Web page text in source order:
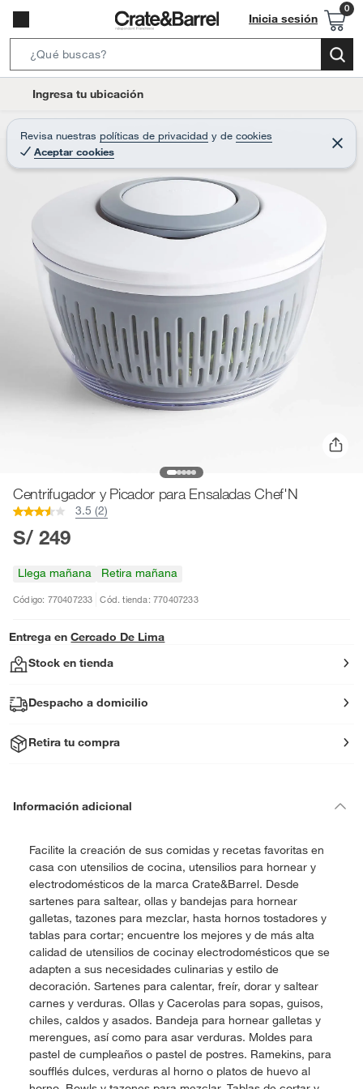
Inicia sesión
e
r
c
B
r
t
Ingresa tu ubicación
Revisa nuestras políticas de privacidad y de cookies
Aceptar cookies
C
e
r
Centrifugador y Picador para Ensaladas Chef'N
3.5 (2)
S/ 249
Llega mañana Retira mañana
Código: 770407233 Cód. tienda: 770407233
Entrega en Cercado De Lima
Stock en tienda
Despacho a domicilio
Retira tu compra
Información adicional
Facilite la creación de sus comidas y recetas favoritas en
casa con utensilios de cocina, utensilios para hornear y
electrodomésticos de la marca Crate&Barrel. Desde
sartenes para saltear, ollas y bandejas para hornear
galletas, tazones para mezclar, hasta hornos tostadores y
tablas para cortar; encuentre los mejores y de más alta
calidad de utensilios de cocinay electrodomésticos que se
adapten a sus necesidades culinarias y estilo de
decoración. Sartenes para calentar, freír, dorar y saltear
carnes y verduras. Ollas y Cacerolas para sopas, guisos,
chiles, caldos y asados. Bandeja para hornear galletas y
merengues, así como para asar verduras. Moldes para
pastel de cumpleaños o pastel de postres. Ramekins, para
soufflés dulces, verduras al horno o platos de huevo al